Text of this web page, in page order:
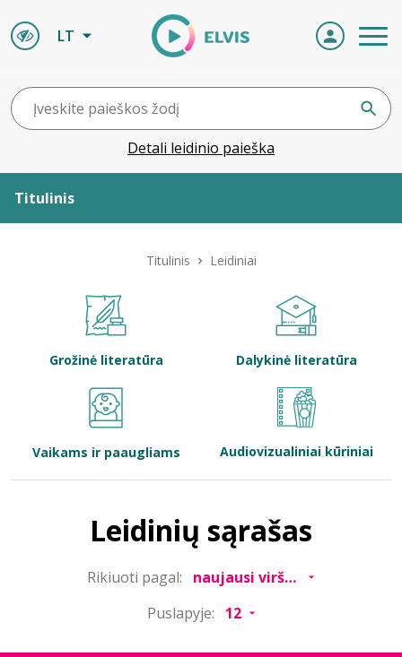
LT
Detali leidinio paieška
Titulinis
Bibliotekoms
Titulinis Leidiniai
Grožinė literatūra Dalykinė literatūra
Vaikams ir paaugliams Audiovizualiniai kūriniai
Leidinių sąrašas
Rikiuoti pagal:
Puslapyje: